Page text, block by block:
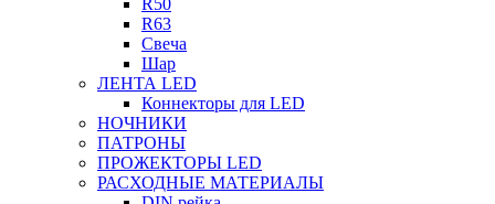
R50
R63
Свеча
Шар
ЛЕНТА LED
Коннекторы для LED
НОЧНИКИ
ПАТРОНЫ
ПРОЖЕКТОРЫ LED
РАСХОДНЫЕ МАТЕРИАЛЫ